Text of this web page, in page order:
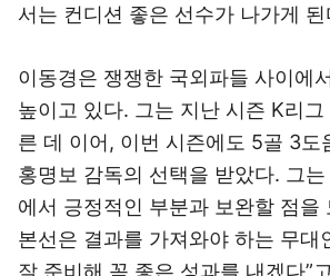
서는 컨디션 좋은 선수가 나가게 된
이동경은 쟁쟁한 국외파들 사이에
높이고 있다. 그는 지난 시즌 K리그
른 데 이어, 이번 시즌에도 5골 3도
홍명보 감독의 선택을 받았다. 그는
에서 긍정적인 부분과 보완할 점을
본선은 결과를 가져와야 하는 무대
잘 준비해 꼭 좋은 성과를 내겠다”